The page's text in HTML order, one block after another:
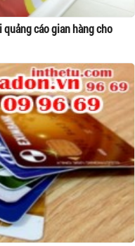
cáo gian hàng cho